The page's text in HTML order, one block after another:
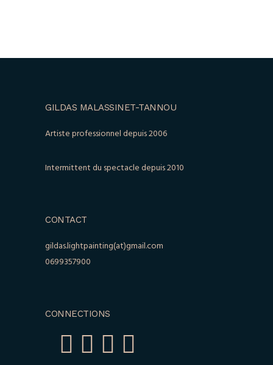
GILDAS MALASSINET-TANNOU
Artiste professionnel depuis 2006
Intermittent du spectacle depuis 2010
CONTACT
gildas.lightpainting(at)gmail.com
0699357900
CONNECTIONS